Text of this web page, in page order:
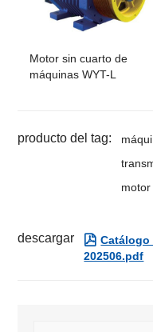
Motor sin cuarto de
máquinas WYT-L
producto del tag:
descargar  Catálogo
202506.pdf